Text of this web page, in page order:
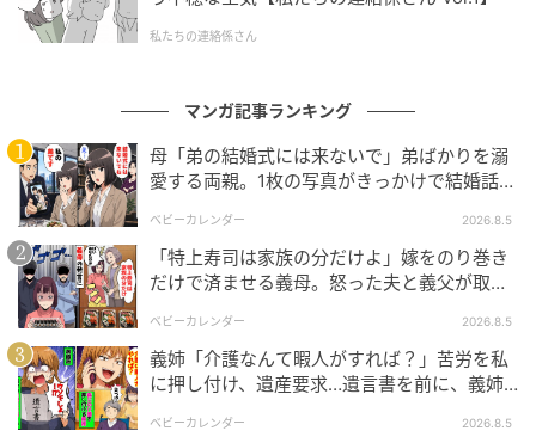
エキサイトニュース
私たちの連絡係さん
マンガ記事ランキング
母「弟の結婚式には来ないで」弟ばかりを溺
愛する両親。1枚の写真がきっかけで結婚話が
ベビーカレンダー 2026.8.5
「特上寿司は家族の分だけよ」嫁をのり巻き
だけで済ませる義母。怒った夫と義父が取っ
ベビーカレンダー 2026.8.5
義姉「介護なんて暇人がすれば？」苦労を私
に押し付け、遺産要求…遺言書を前に、義姉
ベビーカレンダー 2026.8.5